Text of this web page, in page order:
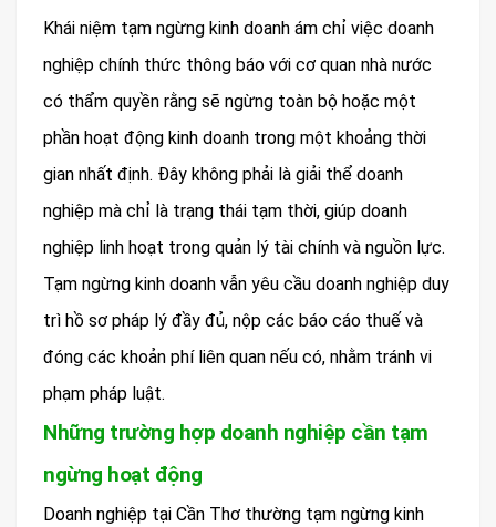
Khái niệm tạm ngừng kinh doanh ám chỉ việc doanh
nghiệp chính thức thông báo với cơ quan nhà nước
có thẩm quyền rằng sẽ ngừng toàn bộ hoặc một
phần hoạt động kinh doanh trong một khoảng thời
gian nhất định. Đây không phải là giải thể doanh
nghiệp mà chỉ là trạng thái tạm thời, giúp doanh
nghiệp linh hoạt trong quản lý tài chính và nguồn lực.
Tạm ngừng kinh doanh vẫn yêu cầu doanh nghiệp duy
trì hồ sơ pháp lý đầy đủ, nộp các báo cáo thuế và
đóng các khoản phí liên quan nếu có, nhằm tránh vi
phạm pháp luật.
Những trường hợp doanh nghiệp cần tạm
ngừng hoạt động
Doanh nghiệp tại Cần Thơ thường tạm ngừng kinh